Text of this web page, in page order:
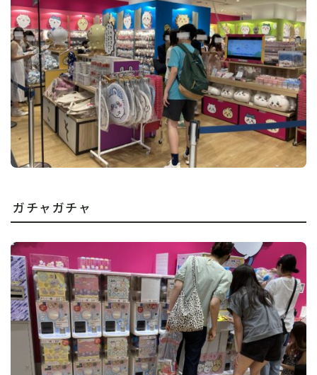
ガチャガチャ